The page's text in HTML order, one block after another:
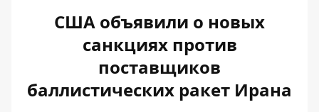
США объявили о новых
санкциях против
поставщиков
баллистических ракет Ирана